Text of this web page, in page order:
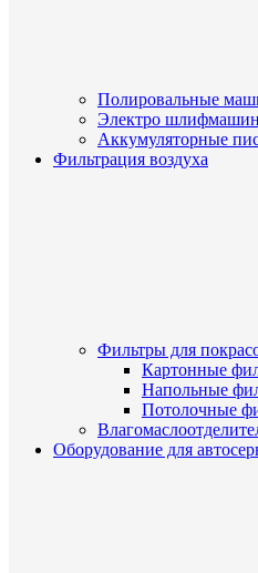
Полировальные
Электро
Аккумуляторные
Фильтрация воздуха
Фильтры для
Картонные
Напольные
Потолочные
Оборудование для